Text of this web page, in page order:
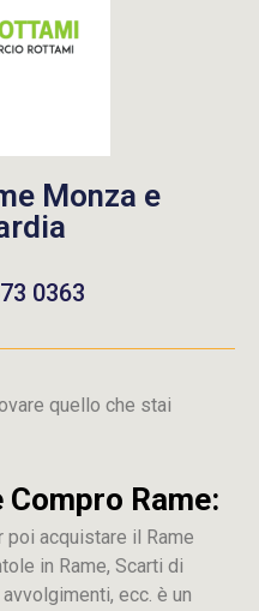
Monza e
0363
quello che stai
Rame:
acquistare il Rame
in Rame, Scarti di
ecc. è un